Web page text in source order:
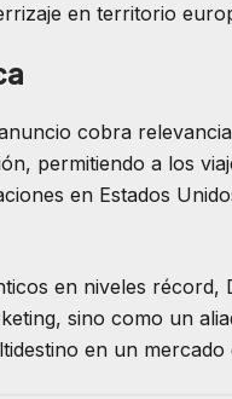
en territorio
cobra
permitiendo a los
en Estados
en niveles récord,
sino como un
en un